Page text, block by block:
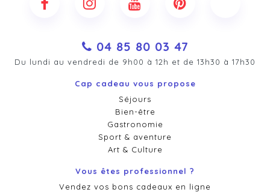
04 85 80 03 47
Du lundi au vendredi de 9h00 à 12h et de 13h30 à 17h30
Cap cadeau vous propose
Séjours
Bien-être
Gastronomie
Sport & aventure
Art & Culture
Vous êtes professionnel ?
Vendez vos bons cadeaux en ligne